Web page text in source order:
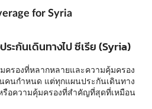
for Syria
ะกันเดินทางไป ซีเรีย (Syria)
รองที่หลากหลายและความคุ้มครอง
คนกำหนด แต่ทุกแผนประกันเดินทาง
อความคุ้มครองที่สำคัญที่สุดที่เหมือน